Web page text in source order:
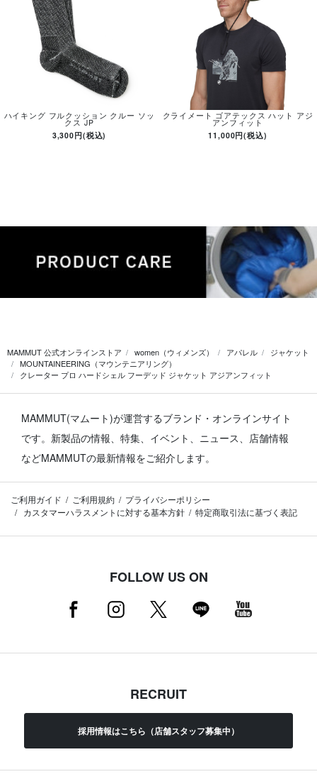
ハイキング フルクッション クルー ソッ
クス JP
3,300円(税込)
クライメート ゴアテックス ハット アジ
アンフィット
11,000円(税込)
MAMMUT 公式オンラインストア women（ウィメンズ） アパレル
ジャケット
MOUNTAINEERING（マウンテニアリング）
クレーター プロ ハードシェル フーデッド ジャケット アジアンフィット
MAMMUT(マムート)が運営するブランド・オンラインサイト
です。 新製品の情報、特集、イベント、ニュース、店舗情報
などMAMMUTの最新情報をご紹介します。
ご利用ガイド ご利用規約
プライバシーポリシー
カスタマーハラスメントに対する基本方針
特定商取引法に基づく表記
FOLLOW US ON
RECRUIT
採用情報はこちら（店舗スタッフ募集中）